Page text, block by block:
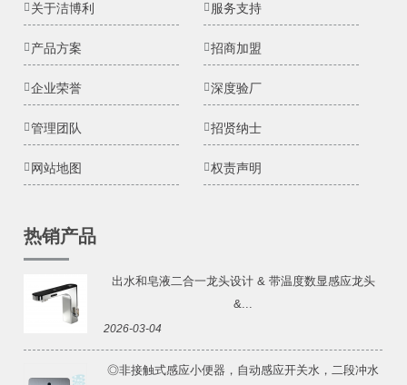
关于洁博利 服务支持
产品方案 招商加盟
企业荣誉 深度验厂
管理团队 招贤纳士
网站地图 权责声明
热销产品
出水和皂液二合一龙头设计 & 带温度数显感应龙头
&...
2026-03-04
◎非接触式感应小便器，自动感应开关水，二段冲水